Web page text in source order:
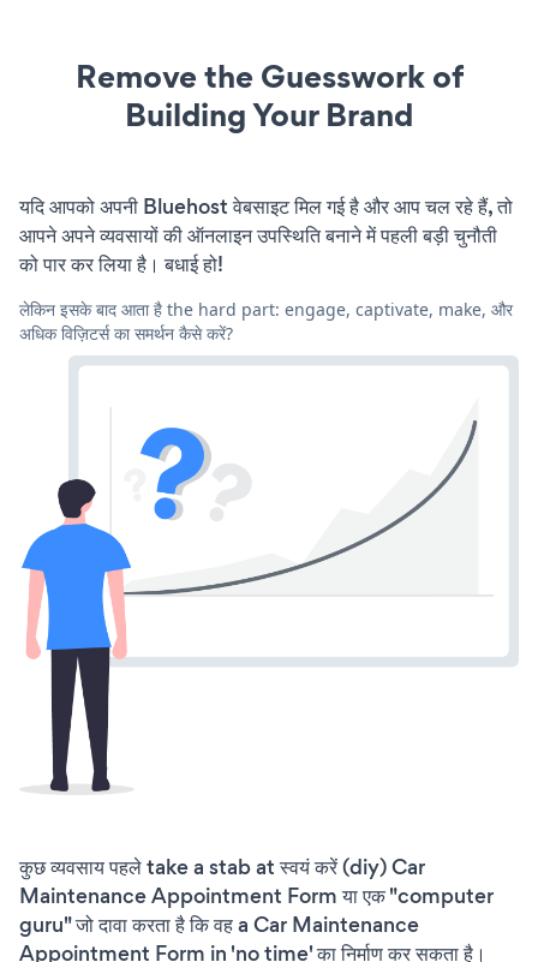
Remove the Guesswork of
Building Your Brand
यदि आपको अपनी Bluehost वेबसाइट मिल गई है और आप चल रहे हैं, तो
आपने अपने व्यवसायों की ऑनलाइन उपस्थिति बनाने में पहली बड़ी चुनौती
को पार कर लिया है। बधाई हो!
लेकिन इसके बाद आता है the hard part: engage, captivate, make, और
अधिक विज़िटर्स का समर्थन कैसे करें?
कुछ व्यवसाय पहले take a stab at स्वयं करें (diy) Car
Maintenance Appointment Form या एक "computer
guru" जो दावा करता है कि वह a Car Maintenance
Appointment Form in 'no time' का निर्माण कर सकता है।